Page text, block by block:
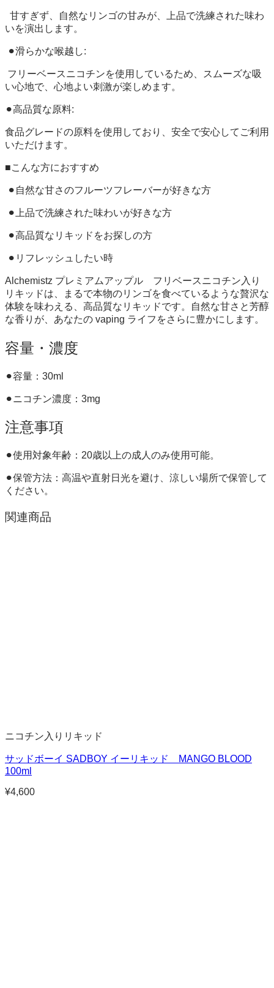
甘すぎず、自然なリンゴの甘みが、上品で洗練された味わ
いを演出します。
⚫︎滑らかな喉越し:
フリーベースニコチンを使用しているため、スムーズな吸
い心地で、心地よい刺激が楽しめます。
⚫︎高品質な原料:
食品グレードの原料を使用しており、安全で安心してご利用
いただけます。
■こんな方におすすめ
⚫︎自然な甘さのフルーツフレーバーが好きな方
⚫︎上品で洗練された味わいが好きな方
⚫︎高品質なリキッドをお探しの方
⚫︎リフレッシュしたい時
Alchemistz プレミアムアップル フリベースニコチン入り
リキッドは、まるで本物のリンゴを食べているような贅沢な
体験を味わえる、高品質なリキッドです。自然な甘さと芳醇
な香りが、あなたの vaping ライフをさらに豊かにします。
容量・濃度
⚫︎容量：30ml
⚫︎ニコチン濃度：3mg
注意事項
⚫︎使用対象年齢：20歳以上の成人のみ使用可能。
⚫︎保管方法：高温や直射日光を避け、涼しい場所で保管して
ください。
関連商品
ニコチン入りリキッド
サッドボーイ SADBOY イーリキッド MANGO BLOOD
100ml
¥4,600